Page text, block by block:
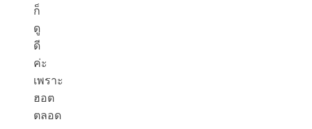
ก็
ดู
ดี
ค่ะ
เพราะ
ฮอต
ตลอด